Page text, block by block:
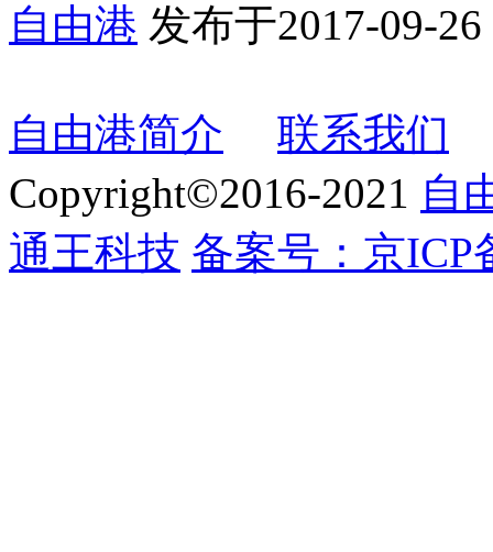
自由港 发布于2017-09-26
自由港简介
联系我们
Copyright©2016-2021 自
通王科技 备案号：京ICP